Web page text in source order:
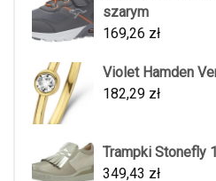
szarym
169,26 zł
Violet Hamden
182,29 zł
Trampki Stonefly
349,43 zł